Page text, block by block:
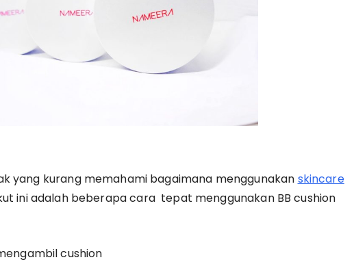
yang kurang memahami bagaimana menggunakan skincare
ini adalah beberapa cara tepat menggunakan BB cushion
cushion